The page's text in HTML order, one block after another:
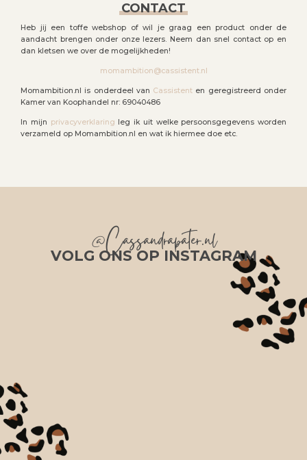
CONTACT
Heb jij een toffe webshop of wil je graag een product onder de
aandacht brengen onder onze lezers. Neem dan snel contact op en
dan kletsen we over de mogelijkheden!
momambition@cassistent.nl
Momambition.nl is onderdeel van Cassistent en geregistreerd onder
Kamer van Koophandel nr: 69040486
In mijn privacyverklaring leg ik uit welke persoonsgegevens worden
verzameld op Momambition.nl en wat ik hiermee doe etc.
@Cassandrapater.nl
VOLG ONS OP INSTAGRAM